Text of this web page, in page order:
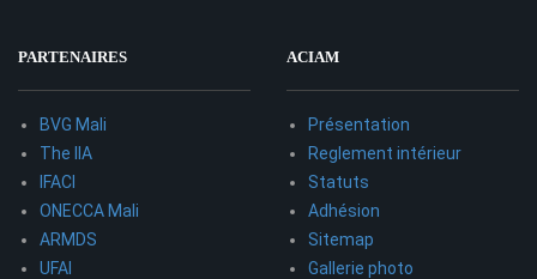
PARTENAIRES
BVG Mali
The IIA
IFACI
ONECCA Mali
ARMDS
UFAI
ACIAM
Présentation
Reglement intérieur
Statuts
Adhésion
Sitemap
Gallerie photo